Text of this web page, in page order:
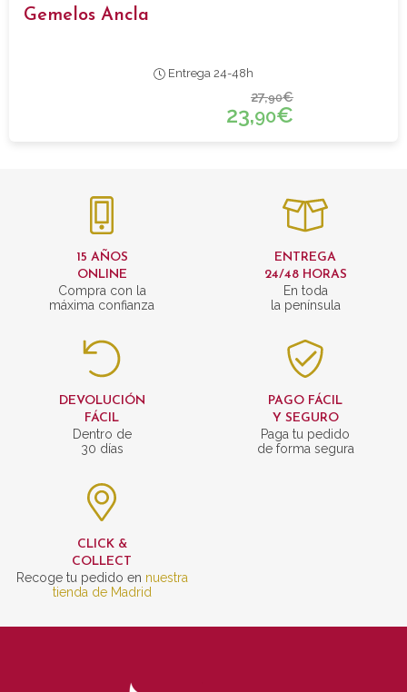
Gemelos Ancla
Entrega 24-48h
27,90€
23,90€
15 AÑOS
ONLINE
Compra con la
máxima confianza
ENTREGA
24/48 HORAS
En toda
la península
DEVOLUCIÓN
FÁCIL
Dentro de
30 días
PAGO FÁCIL
Y SEGURO
Paga tu pedido
de forma segura
CLICK &
COLLECT
Recoge tu pedido en nuestra
tienda de Madrid